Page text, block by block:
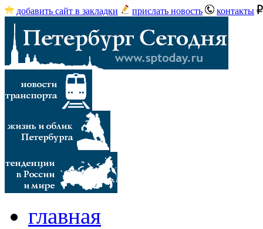
добавить сайт в закладки прислать новость контакты
главная